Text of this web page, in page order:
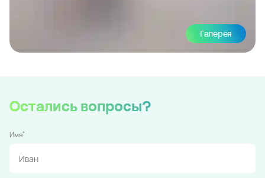
Галерея
Остались вопросы?
Имя*